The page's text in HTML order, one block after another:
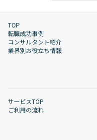
TOP
転職成功事例
コンサルタント紹介
業界別お役立ち情報
サービスTOP
ご利用の流れ